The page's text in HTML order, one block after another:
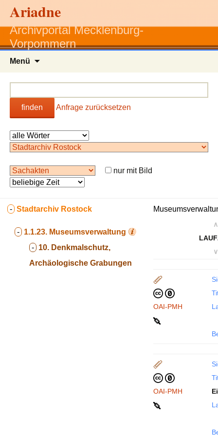
Ariadne
Archivportal Mecklenburg-
Vorpommern
Menü
finden Anfrage zurücksetzen
nur mit Bild
- Stadtarchiv Rostock
- 1.1.23. Museumsverwaltung
- 10. Denkmalschutz,
Archäologische Grabungen
∧
∨
OAI-PMH
OAI-PMH